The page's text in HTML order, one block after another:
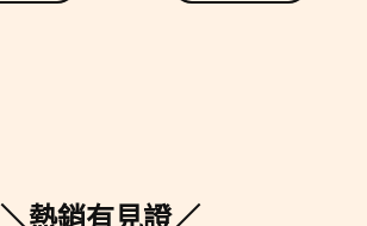
＼熱銷有見證／